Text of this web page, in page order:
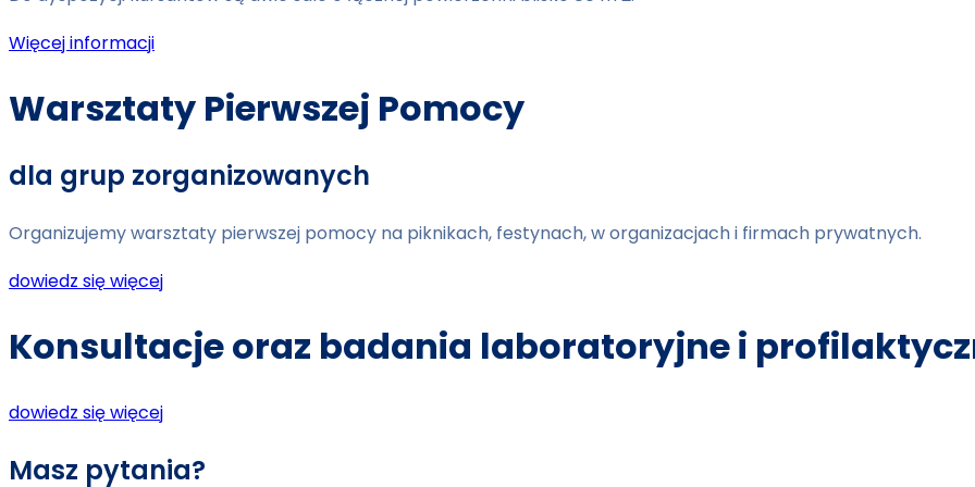
Więcej informacji
Warsztaty Pierwszej Pomocy
dla grup zorganizowanych
Organizujemy warsztaty pierwszej pomocy na piknikach, festynach, w organizacjach i firmach prywatnych.
dowiedz się więcej
Konsultacje oraz badania laboratoryjne i
dowiedz się więcej
Masz pytania?